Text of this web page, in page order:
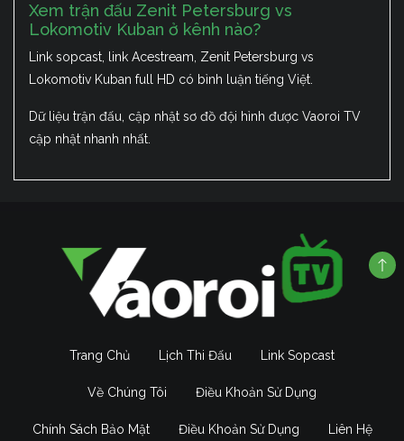
Xem trận đấu Zenit Petersburg vs
Lokomotiv Kuban ở kênh nào?
Link sopcast, link Acestream, Zenit Petersburg vs
Lokomotiv Kuban full HD có bình luận tiếng Việt.
Dữ liệu trận đấu, cập nhật sơ đồ đội hình được Vaoroi TV
cập nhật nhanh nhất.
Trang Chủ Lịch Thi Đấu Link Sopcast
Về Chúng Tôi Điều Khoản Sử Dụng
Chính Sách Bảo Mật Điều Khoản Sử Dụng Liên Hệ